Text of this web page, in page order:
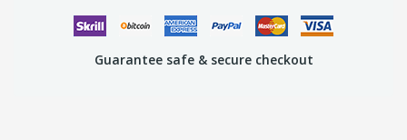
Guarantee safe & secure checkout